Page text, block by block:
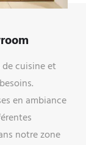
cuisine et
en ambiance
notre zone